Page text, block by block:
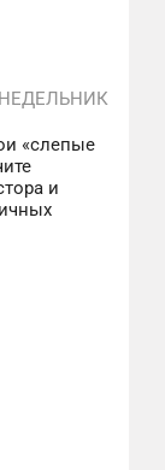
«слепые
и